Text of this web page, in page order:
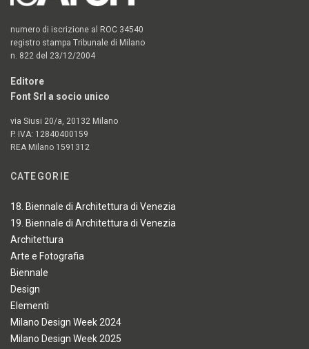
numero di iscrizione al ROC 34540
registro stampa Tribunale di Milano
n. 822 del 23/12/2004
Editore
Font Srl a socio unico
via Siusi 20/a, 20132 Milano
P. IVA: 12840400159
REA Milano 1591312
CATEGORIE
18. Biennale di Architettura di Venezia
19. Biennale di Architettura di Venezia
Architettura
Arte e Fotografia
Biennale
Design
Elementi
Milano Design Week 2024
Milano Design Week 2025